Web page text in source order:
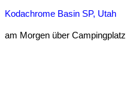
Kodachrome Basin SP, Utah
am Morgen über